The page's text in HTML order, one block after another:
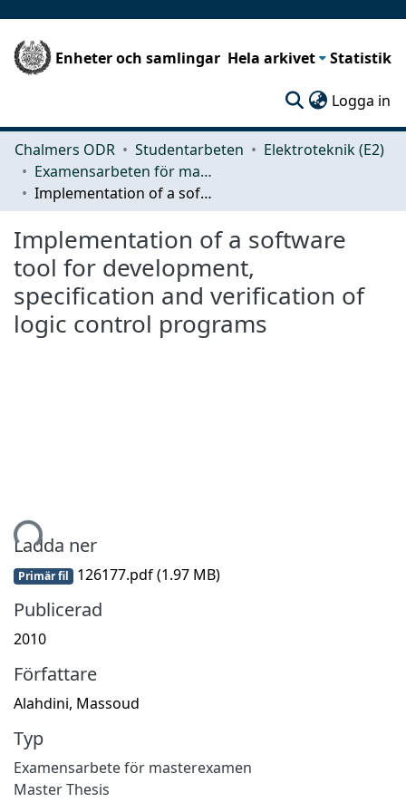
Enheter och samlingar Hela arkivet Statistik
Logga in
Chalmers ODR Studentarbeten
Elektroteknik (E2)
Examensarbeten för masterexamen
Implementation of a software tool for development, specification and verification of logic control programs
Implementation of a software
tool for development,
specification and verification of
logic control programs
Ladda ner
Primär fil 126177.pdf(1.97 MB)
Publicerad
2010
Författare
Alahdini, Massoud
Typ
Examensarbete för masterexamen
Master Thesis